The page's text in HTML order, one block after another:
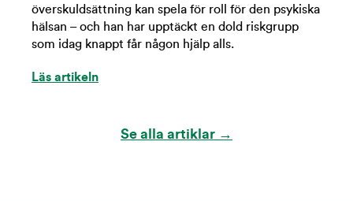
överskuldsättning kan spela för roll för den psykiska
hälsan – och han har upptäckt en dold riskgrupp
som idag knappt får någon hjälp alls.
Läs artikeln
Se alla artiklar →